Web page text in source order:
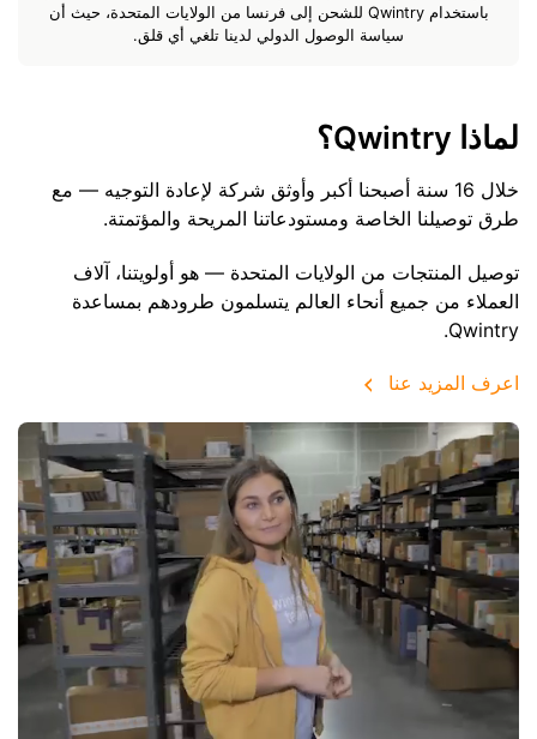
باستخدام Qwintry للشحن إلى فرنسا من الولايات المتحدة، حيث أن
سياسة الوصول الدولي لدينا تلغي أي قلق.
لماذا Qwintry؟
خلال 16 سنة أصبحنا أكبر وأوثق شركة لإعادة التوجيه — مع
طرق توصيلنا الخاصة ومستودعاتنا المريحة والمؤتمتة.
توصيل المنتجات من الولايات المتحدة — هو أولويتنا، آلاف
العملاء من جميع أنحاء العالم يتسلمون طرودهم بمساعدة
Qwintry.
اعرف المزيد عنا